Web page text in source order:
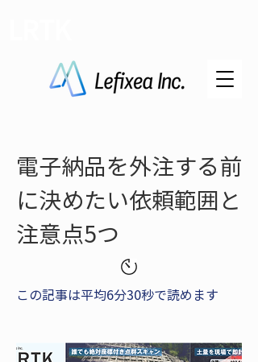
電子納品を外注する前
に決めたい依頼範囲と
注意点5つ
この記事は平均6分30秒で読めます